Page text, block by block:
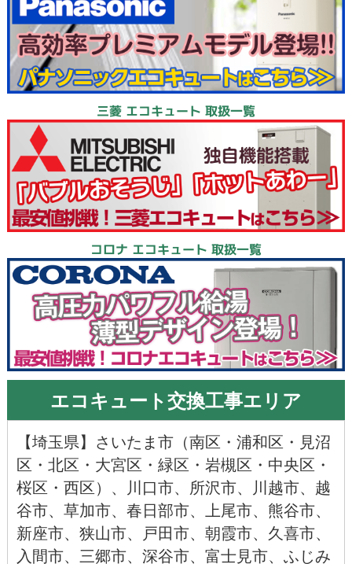
三菱 エコキュート 取扱一覧
コロナ エコキュート 取扱一覧
エコキュート交換工事エリア
【埼玉県】 さいたま市（南区 ・ 浦和区 ・ 見沼
区 ・ 北区 ・ 大宮区 ・ 緑区 ・ 岩槻区 ・ 中央区 ・
桜区 ・ 西区）、 川口市、 所沢市、 川越市、 越
谷市、 草加市、 春日部市、 上尾市、 熊谷市、
新座市、 狭山市、 戸田市、 朝霞市、 久喜市、
入間市、 三郷市、 深谷市、 富士見市、 ふじみ